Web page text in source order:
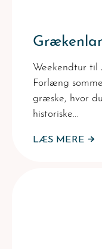
Weekendtur
Forlæng
græske, hvor
historiske…
LÆS MERE